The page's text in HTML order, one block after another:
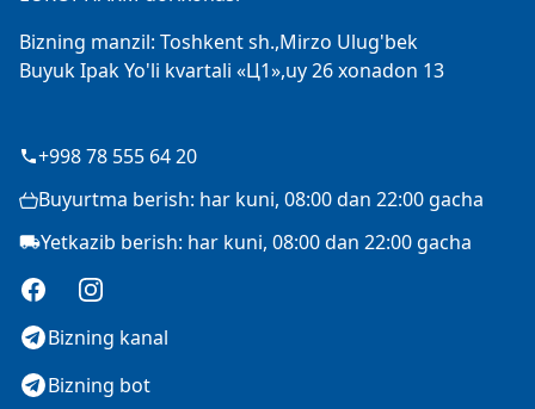
Bizning manzil: Toshkent sh.,Mirzo Ulug'bek
Buyuk Ipak Yo'li kvartali «Ц1»,uy 26 xonadon 13
+998 78 555 64 20
Buyurtma berish: har kuni, 08:00 dan 22:00 gacha
Yetkazib berish: har kuni, 08:00 dan 22:00 gacha
FacebookInstagram
Bizning kanal
Bizning bot